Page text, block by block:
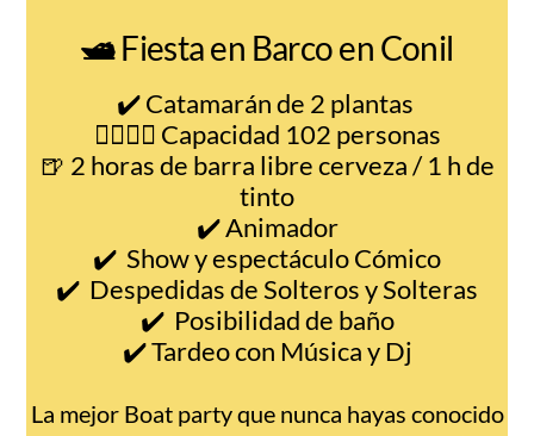
🛥️Fiesta en Barco en Conil
✔️ Catamarán de 2 plantas
🧍‍♂️🧍‍♀️ Capacidad 102 personas
🍺 2 horas de barra libre cerveza / 1 h de
tinto
✔️ Animador
✔️ Show y espectáculo Cómico
✔️ Despedidas de Solteros y Solteras
✔️ Posibilidad de baño
✔️ Tardeo con Música y Dj
La mejor Boat party que nunca hayas conocido